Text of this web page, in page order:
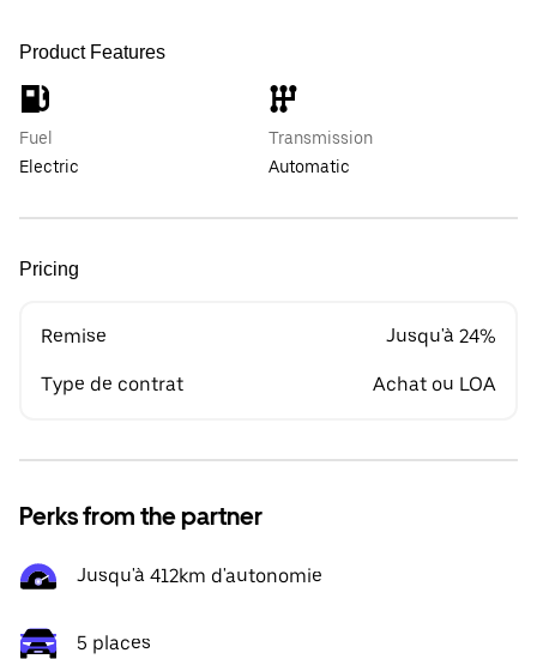
Product Features
Fuel
Electric
Transmission
Automatic
Pricing
Remise Jusqu'à 24%
Type de contrat Achat ou LOA
Perks from the partner
Jusqu'à 412km d'autonomie
5 places